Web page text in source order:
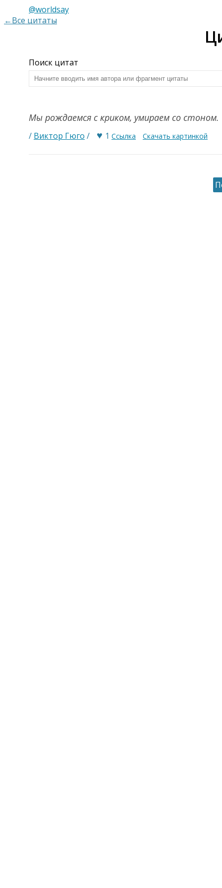
@worldsay
←Все цитаты
Поиск цитат
Мы рождаемся с криком, умираем со
/ Виктор Гюго / ♥ 1 Ссылка Скачать картинкой